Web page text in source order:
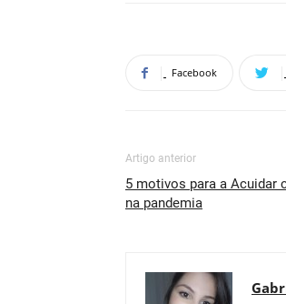
Facebook
Artigo anterior
5 motivos para a Acuidar
na pandemia